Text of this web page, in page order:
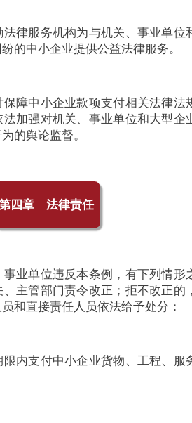
法律服务机构为与机关、事业单位
的中小企业提供公益法律服务。
障中小企业款项支付相关法律法
加强对机关、事业单位和大型企
的舆论监督。
四章 法律责任
业单位违反本条例，有下列情形
主管部门责令改正；拒不改正的
和直接责任人员依法给予处分：
限内支付中小企业货物、工程、服